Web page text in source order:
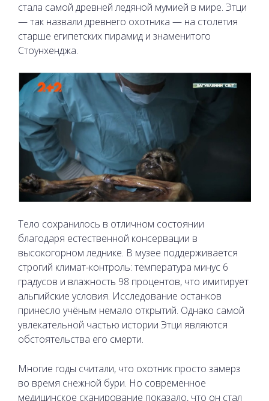
стала самой древней ледяной мумией в мире. Этци
— так назвали древнего охотника — на столетия
старше египетских пирамид и знаменитого
Стоунхенджа.
Тело сохранилось в отличном состоянии
благодаря естественной консервации в
высокогорном леднике. В музее поддерживается
строгий климат-контроль: температура минус 6
градусов и влажность 98 процентов, что имитирует
альпийские условия. Исследование останков
принесло учёным немало открытий. Однако самой
увлекательной частью истории Этци являются
обстоятельства его смерти.
Многие годы считали, что охотник просто замерз
во время снежной бури. Но современное
медицинское сканирование показало, что он стал